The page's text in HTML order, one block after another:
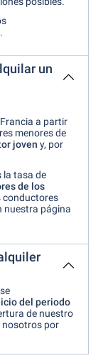
un
a partir
menores de
joven y, por
la tasa de
de los
conductores
nuestra página
del periodo
de nuestro
nosotros por